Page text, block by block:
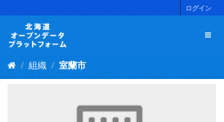
キ
ログイン
組織 室蘭市